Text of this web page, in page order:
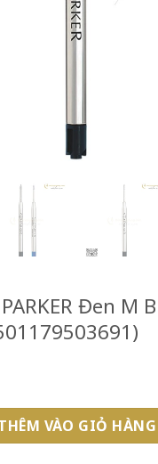
Đen M
Đen M BL1-1950369
VÀO GIỎ HÀNG